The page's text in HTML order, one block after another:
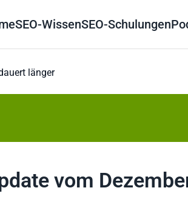
SEO-WissenSEO-Schulungen
länger
vom